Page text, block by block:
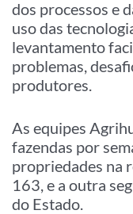
dos processos e
uso das
levantamento
problemas,
produtores.
As equipes
fazendas por
propriedades na
163, e a outra
do Estado.